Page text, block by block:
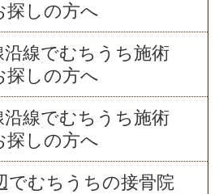
探しの方へ
沿線でむちうち施術
探しの方へ
沿線でむちうち施術
探しの方へ
でむちうちの接骨院